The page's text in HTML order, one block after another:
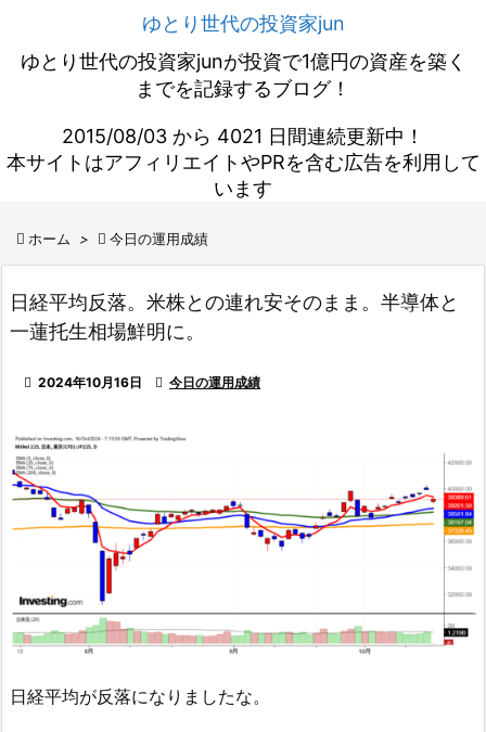
ゆとり世代の投資家jun
ゆとり世代の投資家junが投資で1億円の資産を築く
までを記録するブログ！
2015/08/03 から 4021 日間連続更新中！
本サイトはアフィリエイトやPRを含む広告を利用して
います
 ホーム >  今日の運用成績
日経平均反落。米株との連れ安そのまま。半導体と
一蓮托生相場鮮明に。
 2024年10月16日  今日の運用成績
日経平均が反落になりましたな。